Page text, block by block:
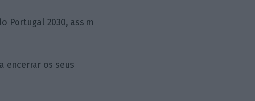
Portugal 2030, assim
encerrar os seus